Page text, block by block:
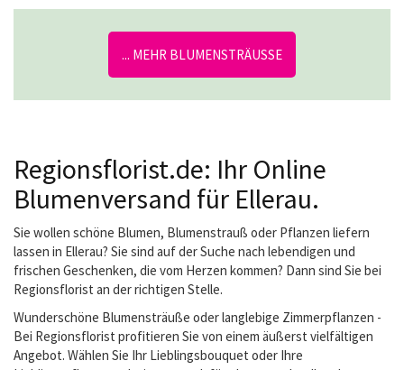
... MEHR BLUMENSTRÄUSSE
Regionsflorist.de: Ihr Online
Blumenversand für Ellerau.
Sie wollen schöne Blumen, Blumenstrauß oder Pflanzen liefern
lassen in Ellerau? Sie sind auf der Suche nach lebendigen und
frischen Geschenken, die vom Herzen kommen? Dann sind Sie bei
Regionsflorist an der richtigen Stelle.
Wunderschöne Blumensträuße oder langlebige Zimmerpflanzen -
Bei Regionsflorist profitieren Sie von einem äußerst vielfältigen
Angebot. Wählen Sie Ihr Lieblingsbouquet oder Ihre